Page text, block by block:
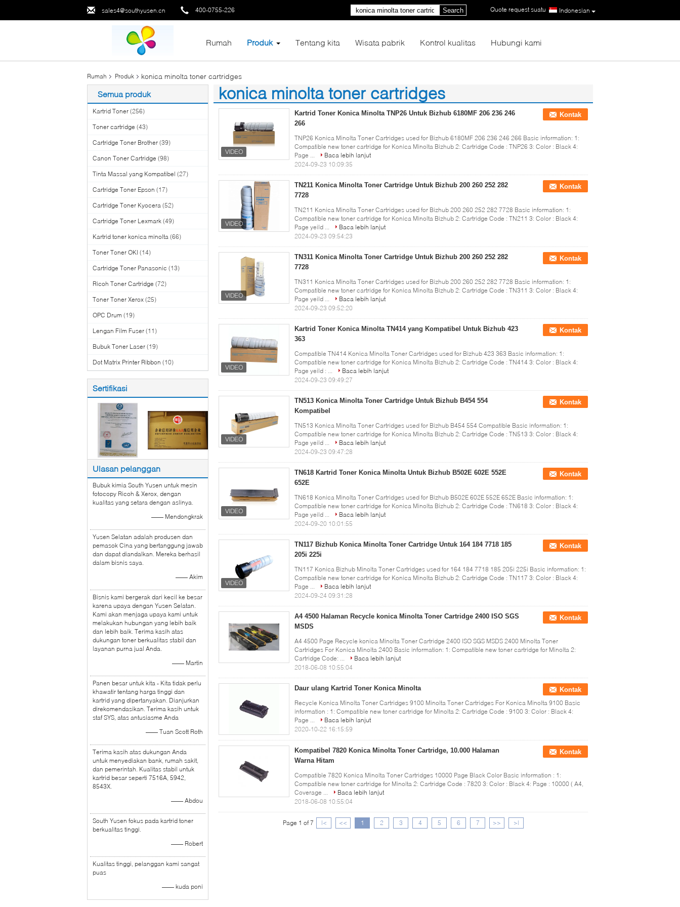
sales4@southyusen.cn 400-0755-226 Indonesian
Quote request suatu |
Search
Rumah Produk Tentang kita Wisata pabrik Kontrol kualitas Hubungi kami
Rumah Produk konica minolta toner cartridges
Semua produk
Kartrid Toner (256)
Toner cartridge (43)
Cartridge Toner Brother (39)
Canon Toner Cartridge (98)
Tinta Massal yang Kompatibel (27)
Cartridge Toner Epson (17)
Cartridge Toner Kyocera (52)
Cartridge Toner Lexmark (49)
Kartrid toner konica minolta (66)
Toner Toner OKI (14)
Cartridge Toner Panasonic (13)
Ricoh Toner Cartridge (72)
Toner Toner Xerox (25)
OPC Drum (19)
Lengan Film Fuser (11)
Bubuk Toner Laser (19)
Dot Matrix Printer Ribbon (10)
Sertifikasi
Ulasan pelanggan
Bubuk kimia South Yusen untuk mesin
fotocopy Ricoh & Xerox, dengan
kualitas yang setara dengan aslinya.
—— Mendongkrak
Yusen Selatan adalah produsen dan
pemasok Cina yang bertanggung jawab
dan dapat diandalkan. Mereka berhasil
dalam bisnis saya.
—— Akim
Bisnis kami bergerak dari kecil ke besar
karena upaya dengan Yusen Selatan.
Kami akan menjaga upaya kami untuk
melakukan hubungan yang lebih baik
dan lebih baik. Terima kasih atas
dukungan toner berkualitas stabil dan
layanan purna jual Anda.
—— Martin
Panen besar untuk kita - Kita tidak perlu
khawatir tentang harga tinggi dan
kartrid yang dipertanyakan. Dianjurkan
direkomendasikan. Terima kasih untuk
staf SYS, atas antusiasme Anda
—— Tuan Scott Roth
Terima kasih atas dukungan Anda
untuk menyediakan bank, rumah sakit,
dan pemerintah. Kualitas stabil untuk
kartrid besar seperti 7516A, 5942,
8543X.
—— Abdou
South Yusen fokus pada kartrid toner
berkualitas tinggi.
—— Robert
Kualitas tinggi, pelanggan kami sangat
puas
—— kuda poni
konica minolta toner cartridges
(65)
Kartrid Toner Konica Minolta TNP26 Untuk Bizhub 6180MF 206 236 246
266
Kontak
TNP26 Konica Minolta Toner Cartridges used for Bizhub 6180MF 206 236 246 266 Basic information: 1:
Compatible new toner cartridge for Konica Minolta Bizhub 2: Cartridge Code : TNP26 3: Color : Black 4:
Page ...
Baca lebih lanjut
2024-09-23 10:09:35
TN211 Konica Minolta Toner Cartridge Untuk Bizhub 200 260 252 282
7728
Kontak
TN211 Konica Minolta Toner Cartridges used for Bizhub 200 260 252 282 7728 Basic information: 1:
Compatible new toner cartridge for Konica Minolta Bizhub 2: Cartridge Code : TN211 3: Color : Black 4:
Page yeild ...
Baca lebih lanjut
2024-09-23 09:54:23
TN311 Konica Minolta Toner Cartridge Untuk Bizhub 200 260 252 282
7728
Kontak
TN311 Konica Minolta Toner Cartridges used for Bizhub 200 260 252 282 7728 Basic information: 1:
Compatible new toner cartridge for Konica Minolta Bizhub 2: Cartridge Code : TN311 3: Color : Black 4:
Page yeild ...
Baca lebih lanjut
2024-09-23 09:52:20
Kartrid Toner Konica Minolta TN414 yang Kompatibel Untuk Bizhub 423
363
Kontak
Compatible TN414 Konica Minolta Toner Cartridges used for Bizhub 423 363 Basic information: 1:
Compatible new toner cartridge for Konica Minolta Bizhub 2: Cartridge Code : TN414 3: Color : Black 4:
Page yeild : ...
Baca lebih lanjut
2024-09-23 09:49:27
TN513 Konica Minolta Toner Cartridge Untuk Bizhub B454 554
Kompatibel
Kontak
TN513 Konica Minolta Toner Cartridges used for Bizhub B454 554 Compatible Basic information: 1:
Compatible new toner cartridge for Konica Minolta Bizhub 2: Cartridge Code : TN513 3: Color : Black 4:
Page yeild ...
Baca lebih lanjut
2024-09-23 09:47:28
TN618 Kartrid Toner Konica Minolta Untuk Bizhub B502E 602E 552E
652E
Kontak
TN618 Konica Minolta Toner Cartridges used for Bizhub B502E 602E 552E 652E Basic information: 1:
Compatible new toner cartridge for Konica Minolta Bizhub 2: Cartridge Code : TN618 3: Color : Black 4:
Page yeild ...
Baca lebih lanjut
2024-09-20 10:01:55
TN117 Bizhub Konica Minolta Toner Cartridge Untuk 164 184 7718 185
205i 225i
Kontak
TN117 Konica Bizhub Minolta Toner Cartridges used for 164 184 7718 185 205i 225i Basic information: 1:
Compatible new toner cartridge for Konica Minolta Bizhub 2: Cartridge Code : TN117 3: Color : Black 4:
Page ...
Baca lebih lanjut
2024-09-24 09:31:28
A4 4500 Halaman Recycle konica Minolta Toner Cartridge 2400 ISO SGS
MSDS
Kontak
A4 4500 Page Recycle konica Minolta Toner Cartridge 2400 ISO SGS MSDS 2400 Minolta Toner
Cartridges For Konica Minolta 2400 Basic information: 1: Compatible new toner cartridge for Minolta 2:
Cartridge Code: ...
Baca lebih lanjut
2018-06-08 10:55:04
Daur ulang Kartrid Toner Konica Minolta
Kontak
Recycle Konica Minolta Toner Cartridges 9100 Minolta Toner Cartridges For Konica Minolta 9100 Basic
information : 1: Compatible new toner cartridge for Minolta 2: Cartridge Code : 9100 3: Color : Black 4:
Page ...
Baca lebih lanjut
2020-10-22 16:15:59
Kompatibel 7820 Konica Minolta Toner Cartridge, 10.000 Halaman
Warna Hitam
Kontak
Compatible 7820 Konica Minolta Toner Cartridges 10000 Page Black Color Basic information : 1:
Compatible new toner cartridge for Minolta 2: Cartridge Code : 7820 3: Color : Black 4: Page : 10000 ( A4,
Coverage ...
Baca lebih lanjut
2018-06-08 10:55:04
Page 1 of 7 |< << 1 2 3 4 5 6 7 >> >|